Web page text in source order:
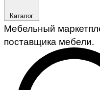
Каталог
Мебельный
поставщика мебели.